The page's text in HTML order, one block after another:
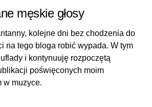
męskie głosy
kolejne dni bez chodzenia do
na tego bloga robić wypada. W tym
i kontynuuję rozpoczętą
poświęconych moim
w muzyce.